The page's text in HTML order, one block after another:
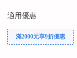
適用優惠
滿2000元享9折優惠